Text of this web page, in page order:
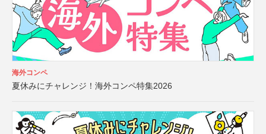
海外コンペ
夏休みにチャレンジ！海外コンペ特集2026